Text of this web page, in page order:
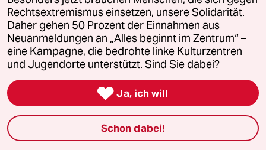
Presse
Unterstützen
abo
genossenschaft
Rechtsextremismus einsetzen, unsere Solidarität.
Daher gehen 50 Prozent der Einnahmen aus
Neuanmeldungen an „Alles beginnt im Zentrum“ –
eine Kampagne, die bedrohte linke Kulturzentren
und Jugendorte unterstützt. Sind Sie dabei?
 Ja, ich will
Schon dabei!